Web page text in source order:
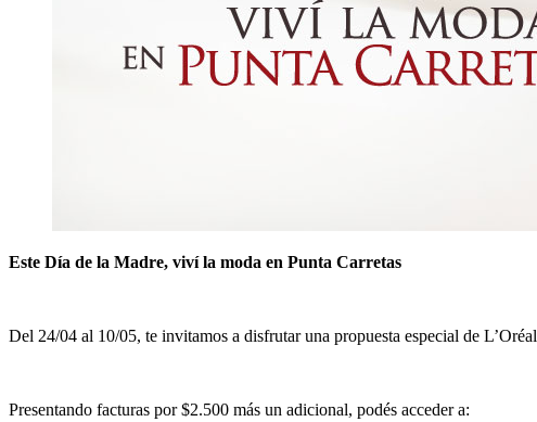
Este Día de la Madre, viví la moda en Punta Carretas
Del 24/04 al 10/05, te invitamos a disfrutar una propuesta especial de L’Oréal
Presentando facturas por $2.500 más un adicional, podés acceder a: